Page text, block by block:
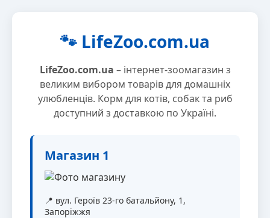
🐾 LifeZoo.com.ua
LifeZoo.com.ua – інтернет-зоомагазин з
великим вибором товарів для домашніх
улюбленців. Корм для котів, собак та риб
доступний з доставкою по Україні.
Магазин 1
📍 вул. Героїв 23-го батальйону, 1,
Запоріжжя